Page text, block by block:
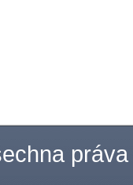
práva